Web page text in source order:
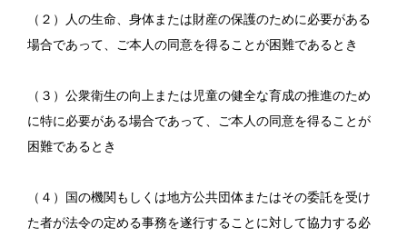
（２）人の生命、身体または財産の保護のために必要がある
場合であって、ご本人の同意を得ることが困難であるとき
（３）公衆衛生の向上または児童の健全な育成の推進のため
に特に必要がある場合であって、ご本人の同意を得ることが
困難であるとき
（４）国の機関もしくは地方公共団体またはその委託を受け
た者が法令の定める事務を遂行することに対して協力する必